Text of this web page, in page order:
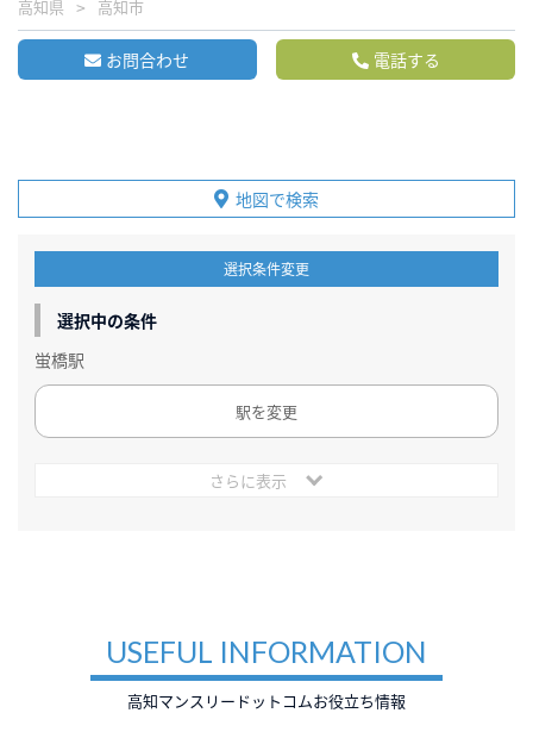
高知県 高知市
お問合わせ 電話する
地図で検索
選択条件変更
選択中の条件
蛍橋駅
駅を変更
さらに表示
USEFUL INFORMATION
高知マンスリードットコムお役立ち情報